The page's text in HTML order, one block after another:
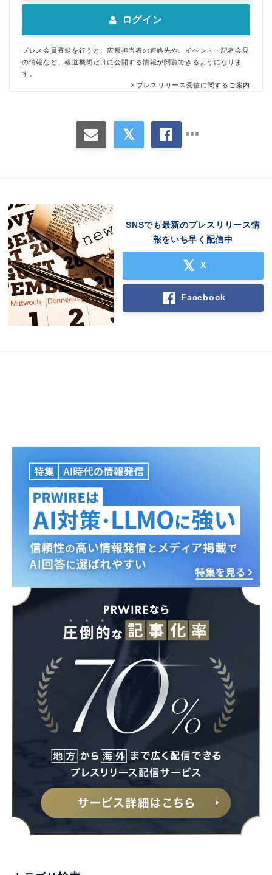
ログイン
プレス会員登録を行うと、広報担当者の連絡先や、イベント・記者会見
の情報など、報道機関だけに公開する情報が閲覧できるようになりま
す。
プレスリリース受信に関するご案内
SNSでも最新のプレスリリース情
報をいち早く配信中
X
Facebook